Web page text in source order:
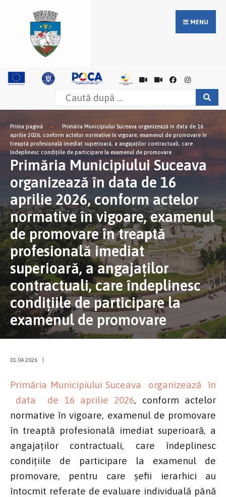
MENU
Prima pagină
Primăria Municipiului Suceava organizează în data de 16
aprilie 2026, conform actelor normative în vigoare, examenul de promovare în
treaptă profesională imediat superioară, a angajaților contractuali, care
îndeplinesc condițiile de participare la examenul de promovare
Primăria Municipiului Suceava
organizează în data de 16
aprilie 2026, conform actelor
normative în vigoare, examenul
de promovare în treaptă
profesională imediat
superioară, a angajaților
contractuali, care îndeplinesc
condițiile de participare la
examenul de promovare
01.04.2026
Primăria Municipiului Suceava organizează în
data de 16 aprilie 2026, conform actelor
normative în vigoare, examenul de promovare
în treaptă profesională imediat superioară, a
angajaților contractuali, care îndeplinesc
condițiile de participare la examenul de
promovare, pentru care șefii ierarhici au
întocmit referate de evaluare individuală până